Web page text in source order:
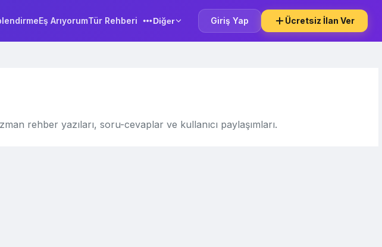
Eş ArıyorumTür Rehberi Diğer Giriş Yap Ücretsiz İlan Ver
rehber yazıları, soru-cevaplar ve kullanıcı paylaşımları.